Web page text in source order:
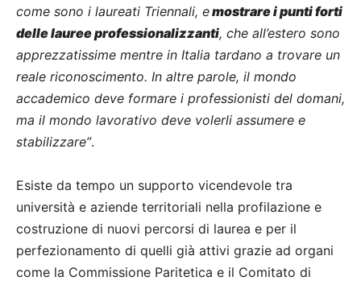
come sono i laureati Triennali, emostrare i punti forti
delle lauree professionalizzanti, che all’estero sono
apprezzatissime mentre in Italia tardano a trovare un
reale riconoscimento. In altre parole, il mondo
accademico deve formare i professionisti del domani,
ma il mondo lavorativo deve volerli assumere e
stabilizzare”.
Esiste da tempo un supporto vicendevole tra
università e aziende territoriali nella profilazione e
costruzione di nuovi percorsi di laurea e per il
perfezionamento di quelli già attivi grazie ad organi
come la Commissione Paritetica e il Comitato di